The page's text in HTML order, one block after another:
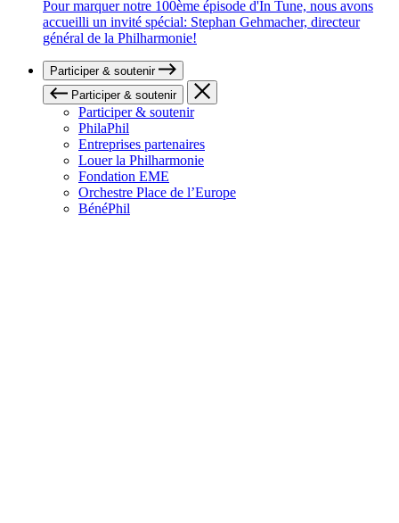
Pour marquer notre 100ème épisode d'In Tune, nous avons
accueilli un invité spécial: Stephan Gehmacher, directeur
général de la Philharmonie!
Participer & soutenir
Participer & soutenir
Participer & soutenir
PhilaPhil
Entreprises partenaires
Louer la Philharmonie
Fondation EME
Orchestre Place de l’Europe
BénéPhil